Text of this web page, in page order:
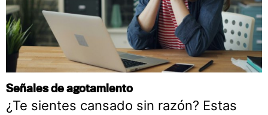
Señales de agotamiento
¿Te sientes cansado sin razón? Estas